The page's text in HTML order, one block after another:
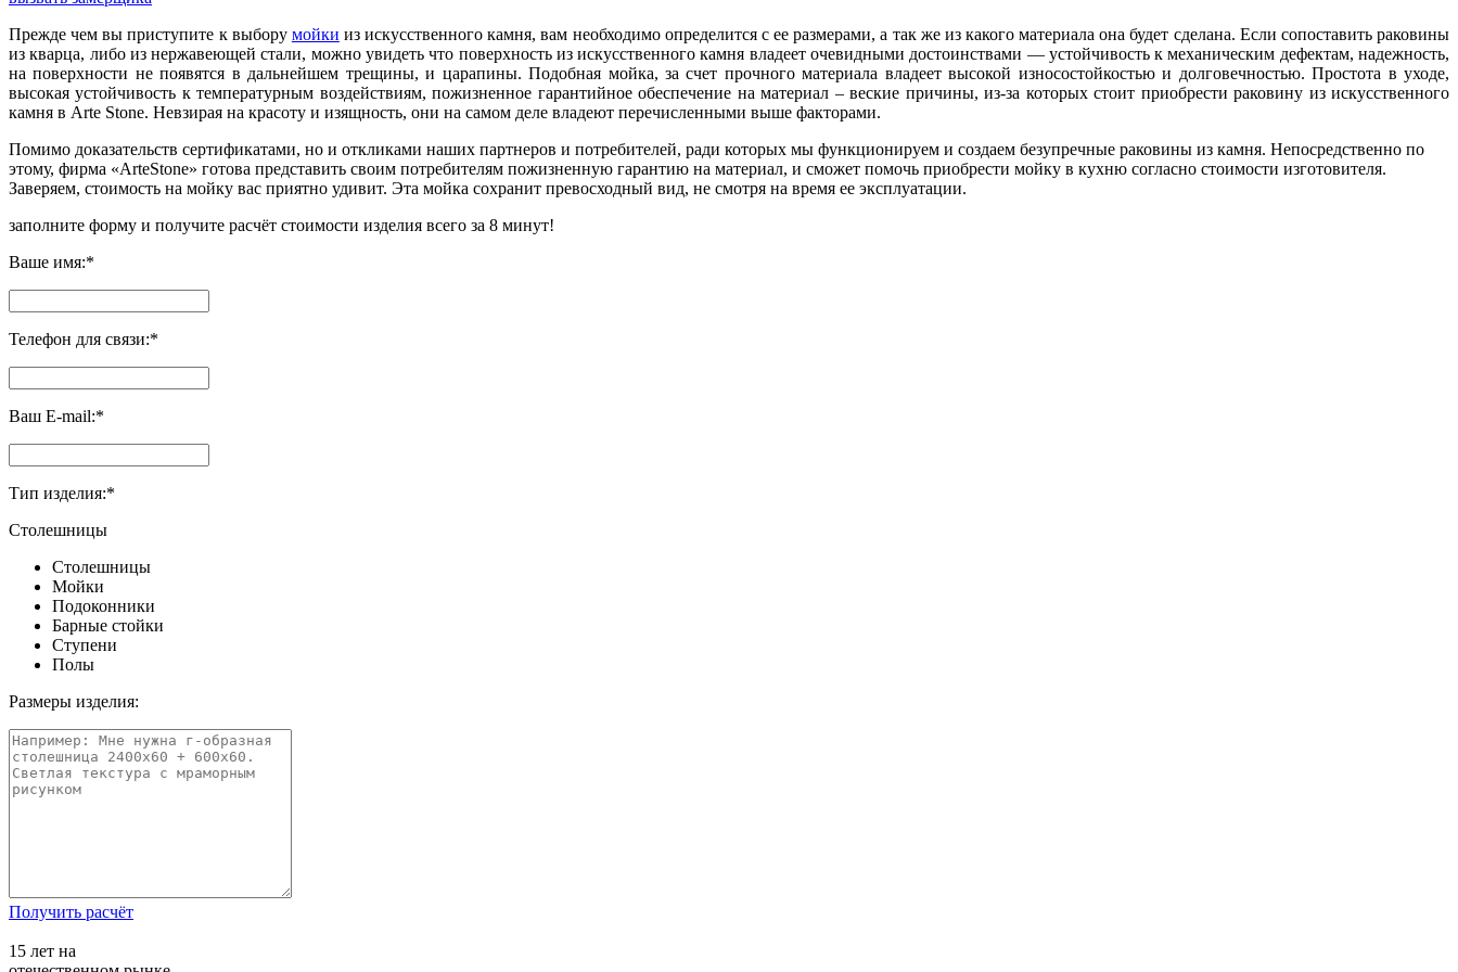
Прежде чем вы приступите к выбору мойки из искусственного камня, вам необходимо определится с ее размерами, а так же из какого материала она будет сделана. Если сопоставить раковины
из кварца, либо из нержавеющей стали, можно увидеть что поверхность из искусственного камня владеет очевидными достоинствами — устойчивость к механическим дефектам, надежность,
на поверхности не появятся в дальнейшем трещины, и царапины. Подобная мойка, за счет прочного материала владеет высокой износостойкостью и долговечностью. Простота в уходе,
высокая устойчивость к температурным воздействиям, пожизненное гарантийное обеспечение на материал – веские причины, из-за которых стоит приобрести раковину из искусственного
камня в Arte Stone. Невзирая на красоту и изящность, они на самом деле владеют перечисленными выше факторами.
Помимо доказательств сертификатами, но и откликами наших партнеров и потребителей, ради которых мы функционируем и создаем безупречные раковины из камня. Непосредственно по
этому, фирма «ArteStone» готова представить своим потребителям пожизненную гарантию на материал, и сможет помочь приобрести мойку в кухню согласно стоимости изготовителя.
Заверяем, стоимость на мойку вас приятно удивит. Эта мойка сохранит превосходный вид, не смотря на время ее эксплуатации.
заполните форму и получите расчёт стоимости изделия всего за 8 минут!
Ваше имя:*
Телефон для связи:*
Ваш E-mail:*
Тип изделия:*
Столешницы
Столешницы
Мойки
Подоконники
Барные стойки
Ступени
Полы
Размеры изделия:
Получить расчёт
15 лет на